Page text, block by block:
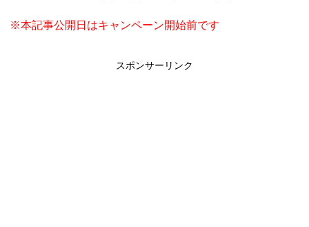
チャージで抽選。8/31まで
2026年7月29日
※本記事公開日はキャンペーン開始前です
スポンサーリンク